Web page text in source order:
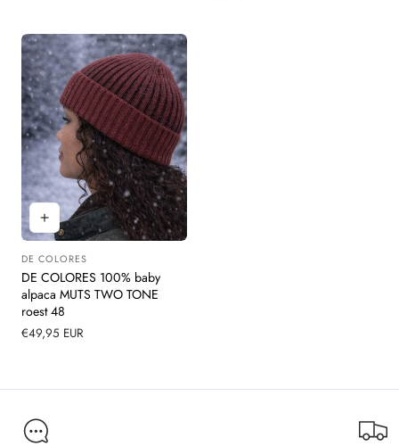
Leverancier:
DE COLORES
DE COLORES 100% baby
alpaca MUTS TWO TONE
roest 48
Normale
€49,95 EUR